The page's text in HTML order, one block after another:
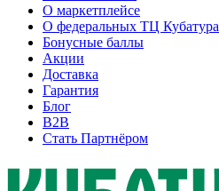
О маркетплейсе
О федеральных ТЦ Кубатура
Бонусные баллы
Акции
Доставка
Гарантия
Блог
B2B
Стать Партнёром